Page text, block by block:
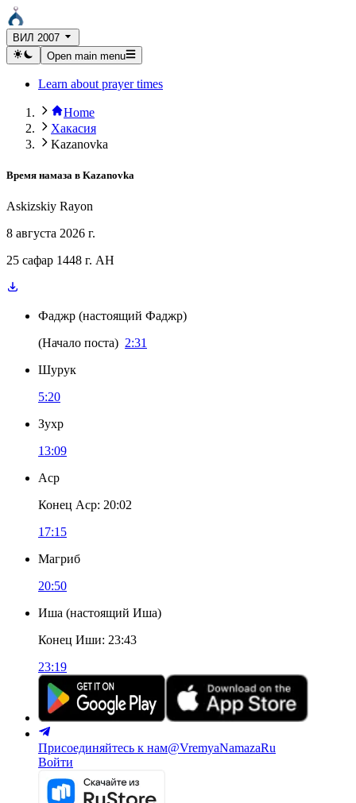
ВИЛ 2007
Open main menu
Learn about prayer times
Home
Хакасия
Kazanovka
Время намаза в Kazanovka
Askizskiy Rayon
8 августа 2026 г.
25 сафар 1448 г. AH
Фаджр (настоящий Фаджр)
(Начало поста) 2:31
Шурук
5:20
Зухр
13:09
Аср
Конец Аср: 20:02
17:15
Магриб
20:50
Иша (настоящий Иша)
Конец Иши: 23:43
23:19
Присоединяйтесь к нам@VremyaNamazaRu
Войти